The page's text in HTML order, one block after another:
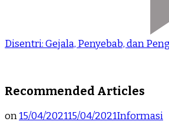
Disentri: Gejala, Penyebab, dan
Recommended Articles
on15/04/202115/04/2021Informasi